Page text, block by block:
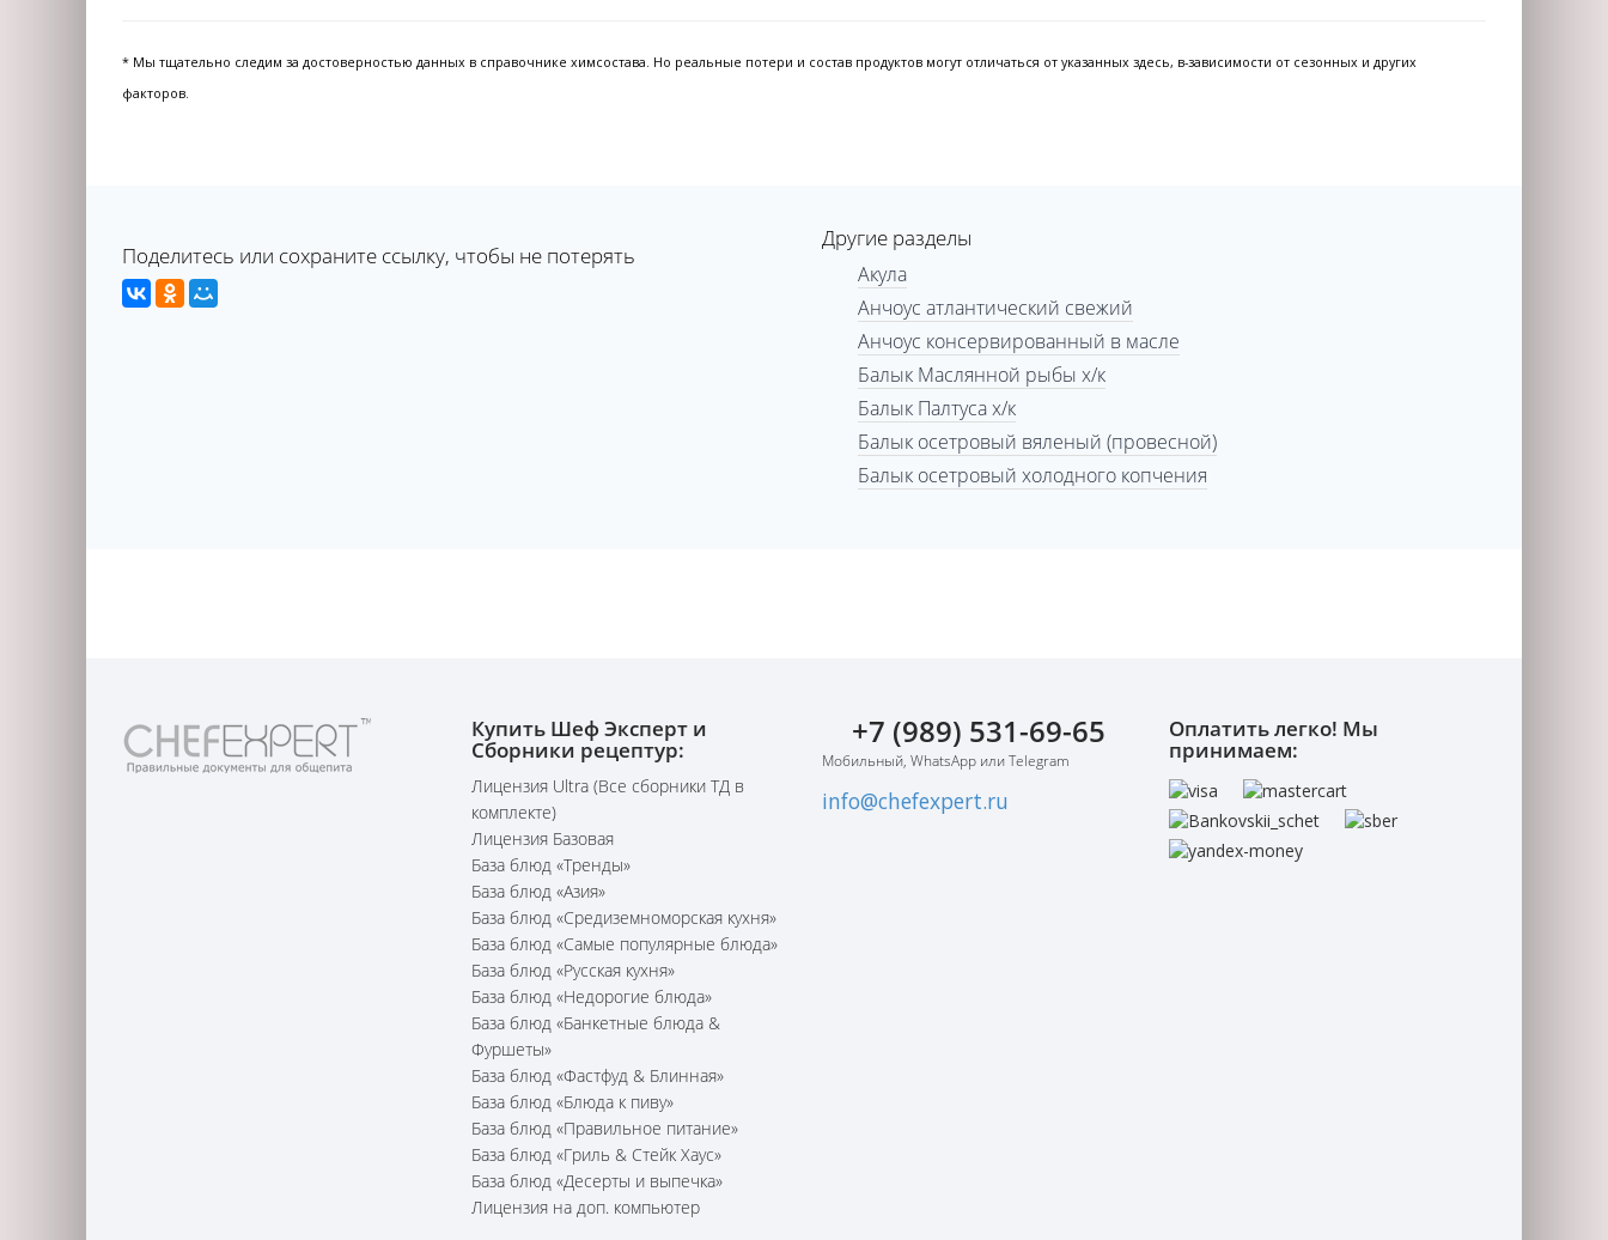
* Мы тщательно следим за достоверностью данных в справочнике химсостава. Но реальные потери и состав продуктов могут отличаться от указанных здесь, в-зависимости от сезонных и других
факторов.
Поделитесь или сохраните ссылку, чтобы не потерять
Другие разделы
Акула
Анчоус атлантический свежий
Анчоус консервированный в масле
Балык Маслянной рыбы х/к
Балык Палтуса х/к
Балык осетровый вяленый (провесной)
Балык осетровый холодного копчения
Купить Шеф Эксперт и
Сборники рецептур:
Лицензия Ultra (Все сборники ТД в
комплекте)
Лицензия Базовая
База блюд «Тренды»
База блюд «Азия»
База блюд «Средиземноморская кухня»
База блюд «Самые популярные блюда»
База блюд «Русская кухня»
База блюд «Недорогие блюда»
База блюд «Банкетные блюда &
Фуршеты»
База блюд «Фастфуд & Блинная»
База блюд «Блюда к пиву»
База блюд «Правильное питание»
База блюд «Гриль & Стейк Хаус»
База блюд «Десерты и выпечка»
Лицензия на доп. компьютер
+7 (989) 531-69-65
Мобильный, WhatsApp или Telegram
info@chefexpert.ru
Оплатить легко! Мы
принимаем: